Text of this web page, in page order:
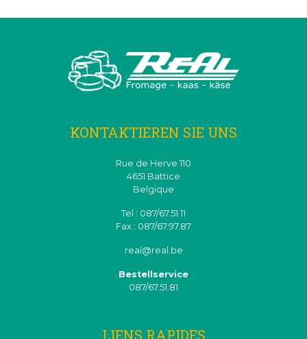
KONTAKTIEREN SIE UNS
Rue de Herve 110
4651 Battice
Belgique
Tel : 087/67.51.11
Fax : 087/67.97.87
real@real.be
Bestellservice
087/67.51.81
LIENS RAPIDES